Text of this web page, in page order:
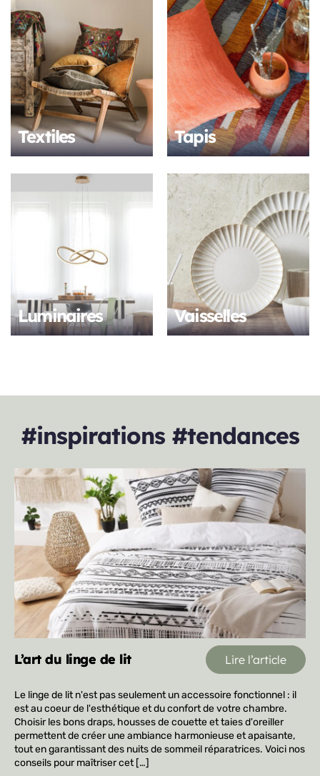
Textiles Tapis
Luminaires Vaisselles
#inspirations #tendances
L’art du linge de lit Lire l’article
Le linge de lit n'est pas seulement un accessoire fonctionnel : il
est au coeur de l'esthétique et du confort de votre chambre.
Choisir les bons draps, housses de couette et taies d'oreiller
permettent de créer une ambiance harmonieuse et apaisante,
tout en garantissant des nuits de sommeil réparatrices. Voici nos
conseils pour maîtriser cet […]